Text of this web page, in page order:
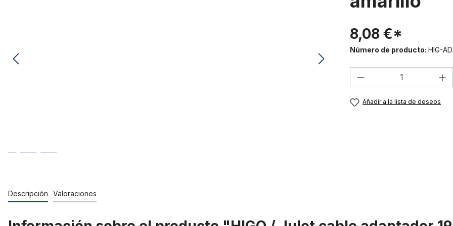
8,08 €*
Número de producto: HIG-
Cantidad del
Añadir a la lista de deseos
Descripción Valoraciones